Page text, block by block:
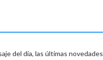
del día, las últimas novedades